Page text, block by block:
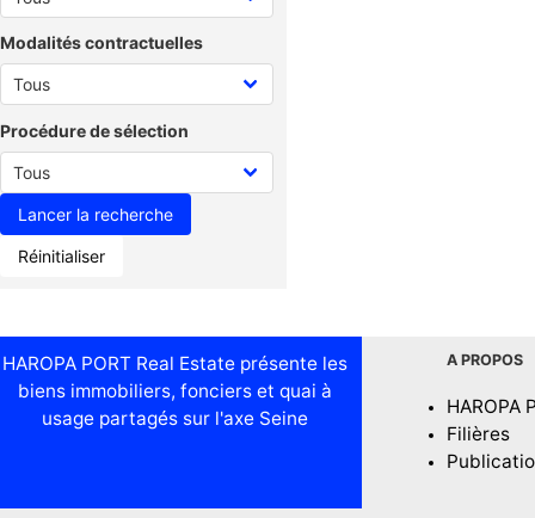
Modalités contractuelles
Procédure de sélection
Réinitialiser
HAROPA PORT Real Estate présente les
biens immobiliers, fonciers et quai à
usage partagés sur l'axe Seine
A PROPOS
HAROPA
Filières